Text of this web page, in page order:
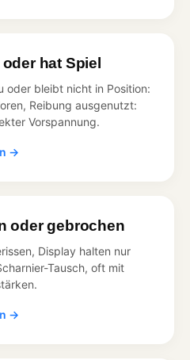
hat Spiel
oder bleibt nicht in Position:
Reibung ausgenutzt:
Vorspannung.
→
oder gebrochen
Display halten nur
Tausch, oft mit
→